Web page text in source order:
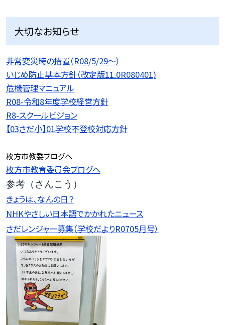
大切なお知らせ
非常変災時の措置（R08/5/29〜）
いじめ防止基本方針（改定版11.0R080401)
危機管理マニュアル
R08-令和8年度学校経営方針
R8-スクールビジョン
【03さだ小】01学校不登校対応方針
枚方市教委ブログへ
枚方市教育委員会ブログへ
参考（さんこう）
きょうは、なんの日？
NHKやさしい日本語でかかれたニュース
さだレンジャー募集（学校だよりR0705月号）